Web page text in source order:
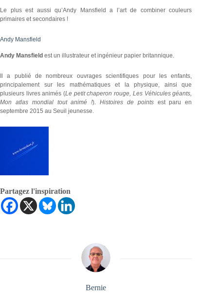
Le plus est aussi qu’Andy Mansfield a l’art de combiner couleurs
primaires et secondaires !
Andy Mansfield
Andy Mansfield est un illustrateur et ingénieur papier britannique.
Il a publié de nombreux ouvrages scientifiques pour les enfants,
principalement sur les mathématiques et la physique, ainsi que
plusieurs livres animés (Le petit chaperon rouge, Les Véhicules géants,
Mon atlas mondial tout animé !).Histoires de points est paru en
septembre 2015 au Seuil jeunesse.
Partagez l'inspiration
Bernie